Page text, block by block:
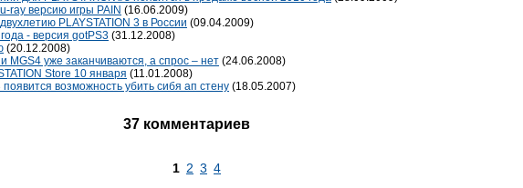
ray версию игры PAIN (16.06.2009)
PLAYSTATION 3 в России (09.04.2009)
- версия gotPS3 (31.12.2008)
(20.12.2008)
MGS4 уже заканчиваются, а спрос – нет (24.06.2008)
Store 10 января (11.01.2008)
появится возможность убить сибя ап стену (18.05.2007)
37 комментариев
1 2 3 4